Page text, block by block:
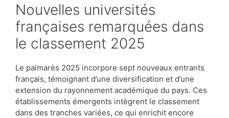
Nouvelles universités
françaises remarquées dans
le classement 2025
Le palmarès 2025 incorpore sept nouveaux entrants
français, témoignant d’une diversification et d’une
extension du rayonnement académique du pays. Ces
établissements émergents intègrent le classement
dans des tranches variées, ce qui enrichit encore